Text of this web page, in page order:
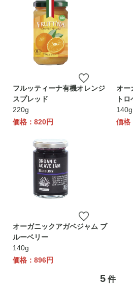
フルッティーナ有機オレンジ
スプレッド
220g
価格：820円
オー
ト
140g
価格
オーガニックアガベジャム ブ
ルーベリー
140g
価格：896円
5 件